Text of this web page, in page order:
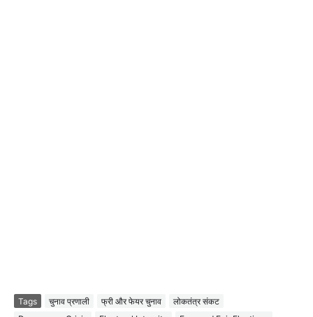
Tags चुनाव प्रणाली फ्री और फेयर चुनाव
लोकतंत्र संकट